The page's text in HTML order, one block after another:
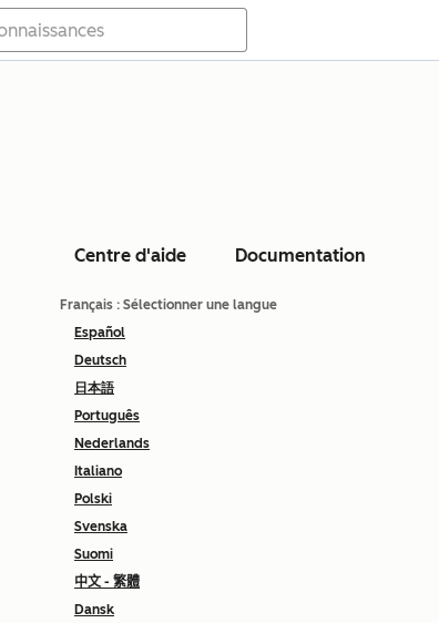
Centre d'aide Documentation
Français : Sélectionner une langue
Español
Deutsch
日本語
Português
Nederlands
Italiano
Polski
Svenska
Suomi
中文 - 繁體
Dansk